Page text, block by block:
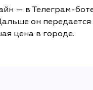
— в Телеграм-
он передается
цена в городе.